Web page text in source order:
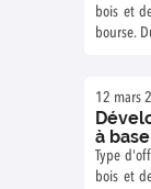
bois et
bourse.
12 mars
à
Type
bois et